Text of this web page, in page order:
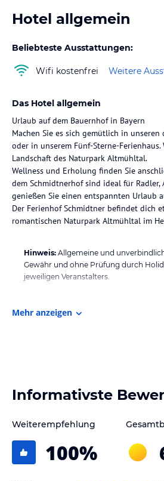
Hotel allgemein
Beliebteste Ausstattungen:
Wifi kostenfrei Weitere
Das Hotel allgemein
Urlaub auf dem Bauernhof in Bayern
Machen Sie es sich gemütlich in
oder in unserem Fünf-Sterne-
Landschaft des Naturpark Altmühltal.
Wellness und Erholung finden Sie
dem Schmidtnerhof sind ideal für
genießen Sie einen entspannten Urlaub
Der Ferienhof Schmidtner befindet dich
romantischen Naturpark Altmühltal im
Hinweis: Allgemeine und
Gewähr und ohne Prüfung durch
jeweiligen Veranstalters.
Mehr anzeigen
Informativste
Weiterempfehlung
100%